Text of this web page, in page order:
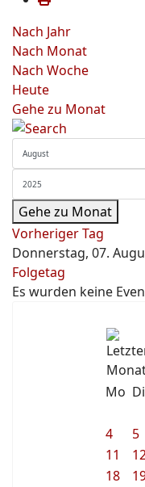
Nach Jahr
Nach Monat
Nach Woche
Heute
Gehe zu Monat
Gehe zu Monat
Vorheriger Tag
Donnerstag, 07.
Folgetag
Es wurden keine
Mo Di
4
5
11
18